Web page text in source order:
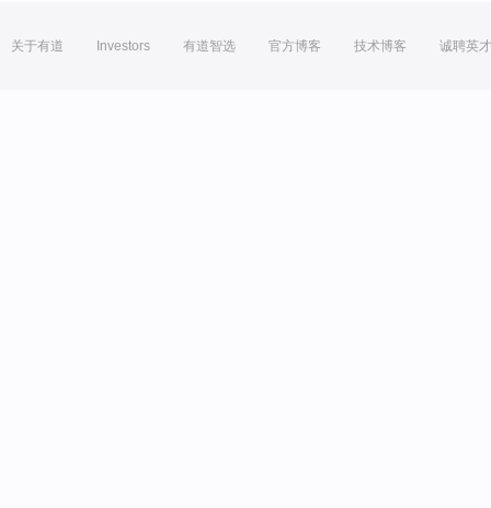
关于有道 Investors 有道智选 官方博客 技术博客 诚聘英才